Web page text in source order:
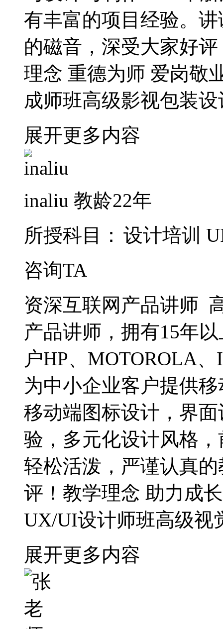
有丰富的项目经验。
的磁音，深受大家好
理念 重德为师 爱岗敬
成师班高级影视包装
展开更多内容
inaliu 教龄22年
所授科目： 设计培训
咨询TA
资深互联网产品讲师
产品讲师，拥有15年
户HP、MOTOROLA
为中小企业客户提供
移动端图标设计，界
验，多元化设计风格
轻松活泼，严谨认真
评！教学理念 助力成
UX/UI设计师班高级视
展开更多内容